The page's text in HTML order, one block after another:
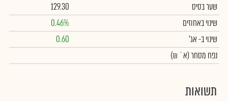
שער בסיס
129.30
שינוי באחוזים
0.46%
שינויב- אג'
0.60
נפח מסחר(א` ₪)
תשואות